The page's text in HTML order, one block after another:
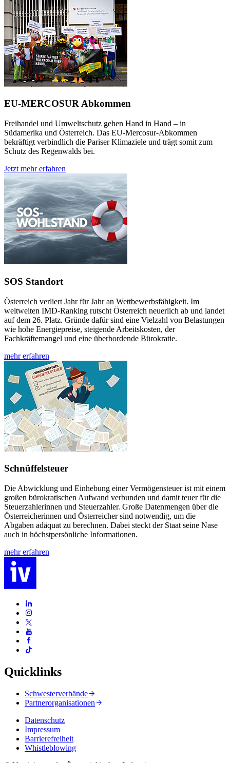
EU-MERCOSUR Abkommen
Freihandel und Umweltschutz gehen Hand in Hand – in
Südamerika und Österreich. Das EU-Mercosur-Abkommen
bekräftigt verbindlich die Pariser Klimaziele und trägt somit zum
Schutz des Regenwalds bei.
Jetzt mehr erfahren
SOS Standort
Österreich verliert Jahr für Jahr an Wettbewerbsfähigkeit. Im
weltweiten IMD-Ranking rutscht Österreich neuerlich ab und landet
auf dem 26. Platz. Gründe dafür sind eine Vielzahl von Belastungen
wie hohe Energiepreise, steigende Arbeitskosten, der
Fachkräftemangel und eine überbordende Bürokratie.
mehr erfahren
Schnüffelsteuer
Die Abwicklung und Einhebung einer Vermögensteuer ist mit einem
großen bürokratischen Aufwand verbunden und damit teuer für die
Steuerzahlerinnen und Steuerzahler. Große Datenmengen über die
Österreicherinnen und Österreicher sind notwendig, um die
Abgaben adäquat zu berechnen. Dabei steckt der Staat seine Nase
auch in höchstpersönliche Informationen.
mehr erfahren
Quicklinks
Schwesterverbände
Partnerorganisationen
Datenschutz
Impressum
Barrierefreiheit
Whistleblowing